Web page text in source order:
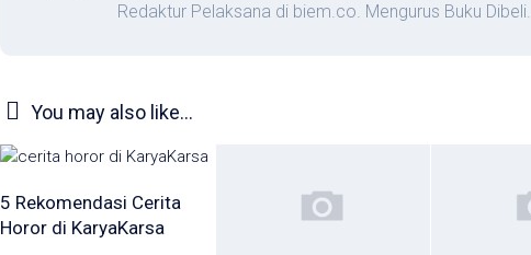
Redaktur Pelaksana di biem.co. Mengurus Buku Dibeli.
You may also like...
5 Rekomendasi Cerita
Horor di KaryaKarsa